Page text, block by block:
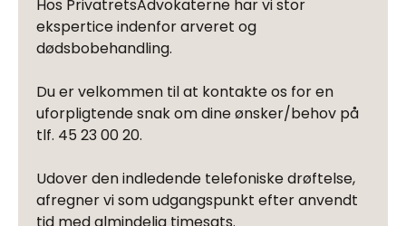
Hos PrivatretsAdvokaterne har vi stor
ekspertice indenfor arveret og
dødsbobehandling.
Du er velkommen til at kontakte os for en
uforpligtende snak om dine ønsker/behov på
tlf. 45 23 00 20.
Udover den indledende telefoniske drøftelse,
afregner vi som udgangspunkt efter anvendt